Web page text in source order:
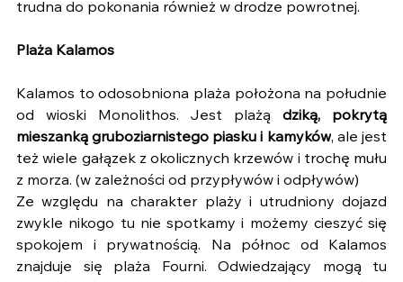
trudna do pokonania również w drodze powrotnej.
Plaża Kalamos
Kalamos to odosobniona plaża położona na południe
od wioski Monolithos. Jest plażą dziką, pokrytą
mieszanką gruboziarnistego piasku i kamyków, ale jest
też wiele gałązek z okolicznych krzewów i trochę mułu
z morza. (w zależności od przypływów i odpływów)
Ze względu na charakter plaży i utrudniony dojazd
zwykle nikogo tu nie spotkamy i możemy cieszyć się
spokojem i prywatnością. Na północ od Kalamos
znajduje się plaża Fourni. Odwiedzający mogą tu